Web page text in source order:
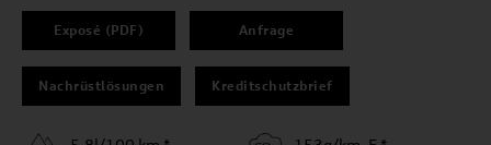
Exposé (PDF) Anfrage
Nachrüstlösungen Kreditschutzbrief